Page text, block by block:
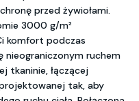
przed żywiołami.
3000 g/m²
komfort podczas
nieograniczonym ruchem
tkaninie, łączącej
tak, aby